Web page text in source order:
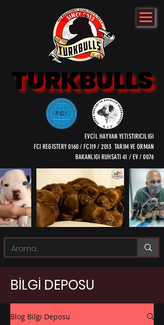
TURKBULLS
TURKBULLS
EVCİL HAYVAN YETISTIRICILIGI
FCI REGISTERY 0160 / FCI19 / 2013 TARIM VE ORMAN
BAKANLIGI RUHSATI 41 / EV / 0076
BİLGİ DEPOSU
Blog Bilgi Deposu